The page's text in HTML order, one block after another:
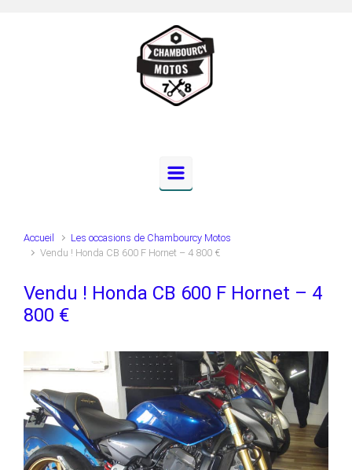
Accueil
Les occasions de Chambourcy Motos
Vendu ! Honda CB 600 F Hornet – 4 800 €
Vendu ! Honda CB 600 F Hornet – 4
800 €